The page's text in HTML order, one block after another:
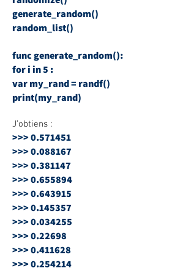
generate_random()
random_list()
func generate_random():
for i in 5 :
var my_rand = randf()
print(my_rand)
J’obtiens :
>>>0.571451
>>>0.088167
>>>0.381147
>>>0.655894
>>>0.643915
>>>0.145357
>>>0.034255
>>> 0.22698
>>>0.411628
>>>0.254214